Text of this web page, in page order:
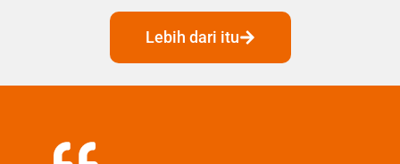
Lebih dari itu